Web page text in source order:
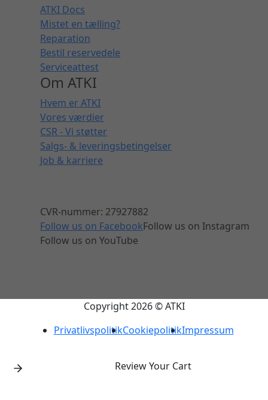
ATKI Docs
Mistet en tælling?
Reparation
Bestil reservedele
Serviceattest
Om ATKI
Hvem er ATKI
Vores værdier
CSR - Vi støtter
Salgs- & leveringsbetingelser
Job & karriere
CVR-nummer: 27927882
Follow us on FacebookFollow us on Instagram
Follow us on YouTube
Copyright 2026 © ATKI
PrivatlivspolitikCookiepolitikImpressum
Review Your Cart